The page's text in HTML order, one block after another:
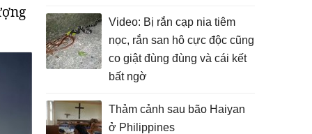
Video: Bị rắn cạp nia tiêm
nọc, rắn san hô cực độc cũng
co giật đùng đùng và cái kết
bất ngờ
Thảm cảnh sau bão Haiyan
ở Philippines